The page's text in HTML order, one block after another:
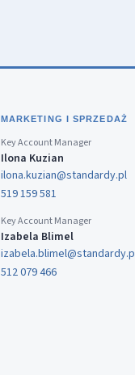
MARKETING I SPRZEDAŻ
Key Account Manager
Ilona Kuzian
ilona.kuzian@standardy.pl
519 159 581
Key Account Manager
Izabela Blimel
512 079 466